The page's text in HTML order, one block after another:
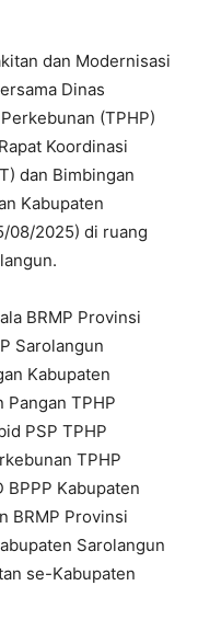
dan Modernisasi
Dinas
(TPHP)
Koordinasi
dan Bimbingan
Kabupaten
08/2025) di ruang
BRMP Provinsi
Sarolangun
Kabupaten
Pangan TPHP
PSP TPHP
TPHP
BPPP Kabupaten
BRMP Provinsi
Sarolangun
se-Kabupaten